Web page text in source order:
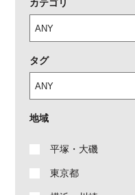
カテゴリ
タグ
地域
平塚・大磯
東京都